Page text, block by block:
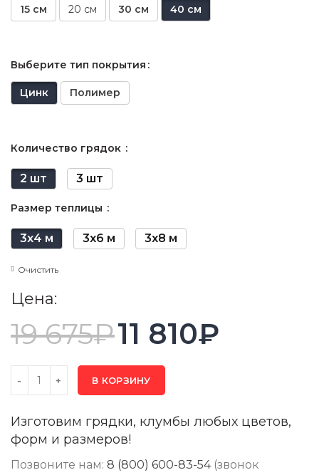
15 см 20 см 30 см 40 см
Выберите тип покрытия
Цинк Полимер
Количество грядок
2 шт 3 шт
Размер теплицы
3х4 м 3х6 м 3х8 м
Очистить
Цена:
19 675₽11 810₽
В КОРЗИНУ
Изготовим грядки, клумбы любых цветов,
форм и размеров!
Позвоните нам: 8 (800) 600-83-54(звонок